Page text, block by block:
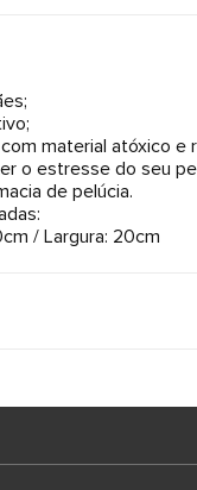
material atóxico e
o estresse do seu
de pelúcia.
/ Largura: 20cm